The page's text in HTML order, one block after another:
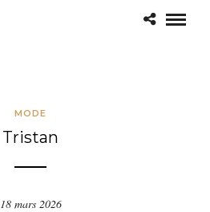
MODE
Tristan
18 mars 2026